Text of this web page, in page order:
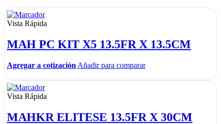
Vista Rápida
MAH PC KIT X5 13.5FR X 13.5CM
Agregar a cotización Añadir para comparar
Vista Rápida
MAHKR ELITESE 13.5FR X 30CM